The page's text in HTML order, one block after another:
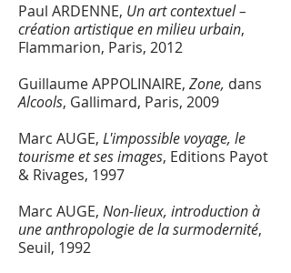
Paul ARDENNE, Un art contextuel –
création artistique en milieu urbain,
Flammarion, Paris, 2012
Guillaume APPOLINAIRE, Zone, dans
Alcools, Gallimard, Paris, 2009
Marc AUGE, L'impossible voyage, le
tourisme et ses images, Editions Payot
& Rivages, 1997
Marc AUGE, Non-lieux, introduction à
une anthropologie de la surmodernité,
Seuil, 1992